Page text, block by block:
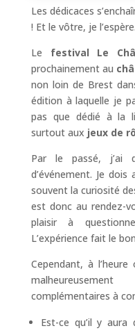
Les dédicaces
! Et le vôtre, je l’espère.
Le festival Le
prochainement au
non loin de Brest
édition à laquelle je
pas que dédié à la
surtout aux jeux de
Par le passé, j’ai
d’événement. Je
souvent la curiosité
est donc au rendez-
plaisir à
L’expérience fait le
Cependant, à
complémentaires à
Est-ce qu’il y